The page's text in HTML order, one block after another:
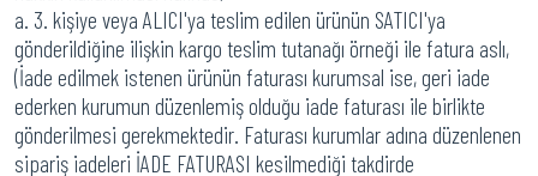
a. 3. kişiye veya ALICI'ya teslim edilen ürünün SATICI'ya
gönderildiğine ilişkin kargo teslim tutanağı örneği ile fatura aslı,
(İade edilmek istenen ürünün faturası kurumsal ise, geri iade
ederken kurumun düzenlemiş olduğu iade faturası ile birlikte
gönderilmesi gerekmektedir. Faturası kurumlar adına düzenlenen
sipariş iadeleri İADE FATURASI kesilmediği takdirde